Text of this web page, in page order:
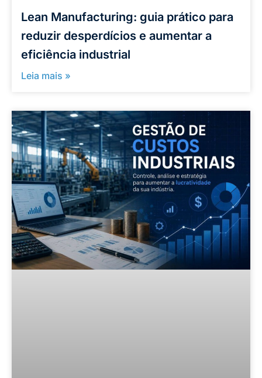
Lean Manufacturing: guia prático para
reduzir desperdícios e aumentar a
eficiência industrial
Leia mais »